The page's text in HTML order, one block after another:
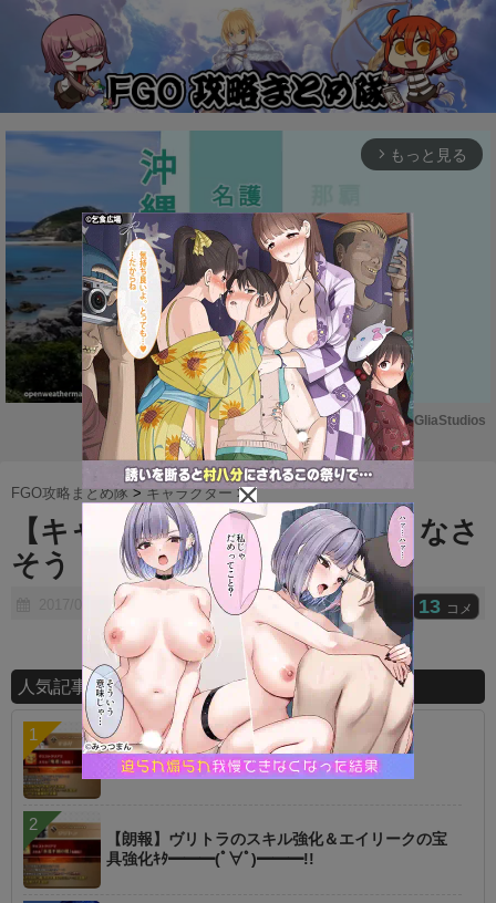
arrow_forward_ios もっと見る
M
u
t
Powered by GliaStudios
FGO攻略まとめ隊 >キャラクター >
【キャラ評価】黒王は正直強くなさ
そう！？みんなの予想は？
2017/08/10 2017/08/10 13 コメ
人気記事ランキング
【指摘】卑弥呼の強化はぶっ壊れじゃない？
【朗報】ヴリトラのスキル強化＆エイリークの宝
具強化ｷﾀ━━━(ﾟ∀ﾟ)━━━!!